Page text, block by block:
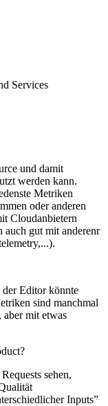
Services
und damit
werden kann.
Metriken
oder anderen
Cloudanbietern
auch gut mit anderenr
der Editor könnte
sind manchmal
aber mit etwas
sehen,
Inputs”